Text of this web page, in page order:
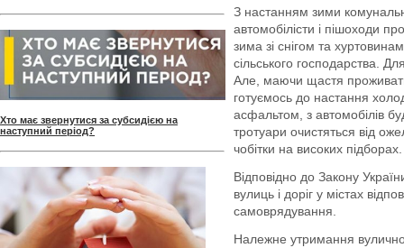
Хто має звернутися за субсидією на
наступний період?
З настанням зими
автомобілісти і пішоходи
зима зі снігом та
сільського господарства.
Але, маючи щастя
готуємось до настання
асфальтом, з автомобілів
тротуари очистяться від
чобітки на високих
Відповідно до Закону
вулиць і доріг у містах
самоврядування.
Належне утримання